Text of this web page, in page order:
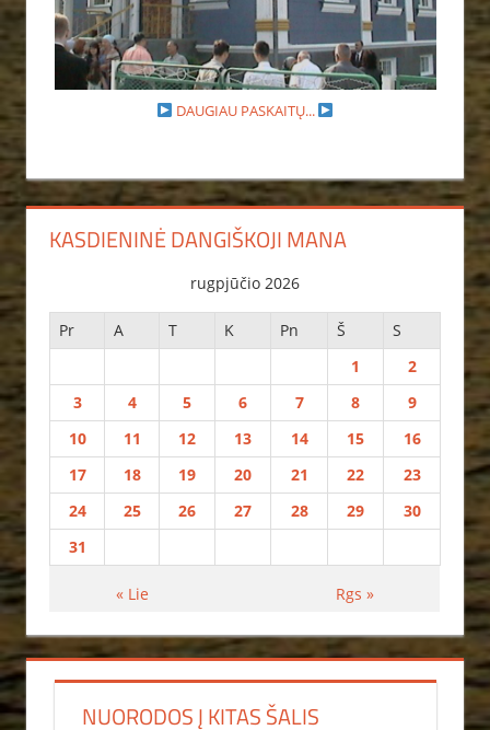
DAUGIAU PASKAITŲ...
KASDIENINĖ DANGIŠKOJI MANA
rugpjūčio 2026
Pr A T K Pn Š
S
1
2
3
4 5 6 7 8
9
10
11 12 13 14 15
16
17
18 19 20 21 22
23
24
25 26 27 28 29
30
31
« Lie Rgs »
NUORODOS Į KITAS ŠALIS